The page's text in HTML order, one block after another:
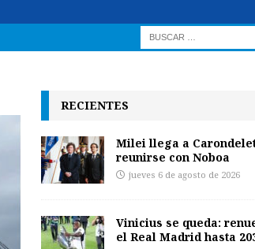
RECIENTES
Milei llega a
reunirse con Noboa
jueves 6 de agosto de 2026
Vinicius se queda:
el Real Madrid hasta